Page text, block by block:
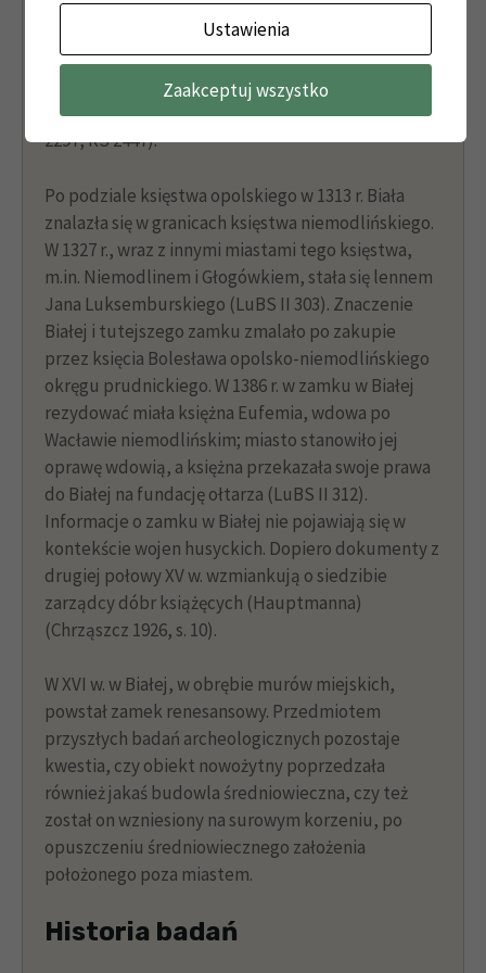
drugiej połowie XIII w. musiał funkcjonować w
Białej zamek książęcy, o czym świadczą znani z
przekazów źródłowych kasztelanowie: Świętopełk
(SUb IV 308), Henryk (SUb V 247) oraz Tomasz (RS
2297, RS 2447).
Po podziale księstwa opolskiego w 1313 r. Biała
znalazła się w granicach księstwa niemodlińskiego.
W 1327 r., wraz z innymi miastami tego księstwa,
m.in. Niemodlinem i Głogówkiem, stała się lennem
Jana Luksemburskiego (LuBS II 303). Znaczenie
Białej i tutejszego zamku zmalało po zakupie
przez księcia Bolesława opolsko-niemodlińskiego
okręgu prudnickiego. W 1386 r. w zamku w Białej
rezydować miała księżna Eufemia, wdowa po
Wacławie niemodlińskim; miasto stanowiło jej
oprawę wdowią, a księżna przekazała swoje prawa
do Białej na fundację ołtarza (LuBS II 312).
Informacje o zamku w Białej nie pojawiają się w
kontekście wojen husyckich. Dopiero dokumenty z
drugiej połowy XV w. wzmiankują o siedzibie
zarządcy dóbr książęcych (Hauptmanna)
(Chrząszcz 1926, s. 10).
W XVI w. w Białej, w obrębie murów miejskich,
powstał zamek renesansowy. Przedmiotem
przyszłych badań archeologicznych pozostaje
kwestia, czy obiekt nowożytny poprzedzała
również jakaś budowla średniowieczna, czy też
został on wzniesiony na surowym korzeniu, po
opuszczeniu średniowiecznego założenia
położonego poza miastem.
Historia badań
Ustawienia
Zaakceptuj wszystko